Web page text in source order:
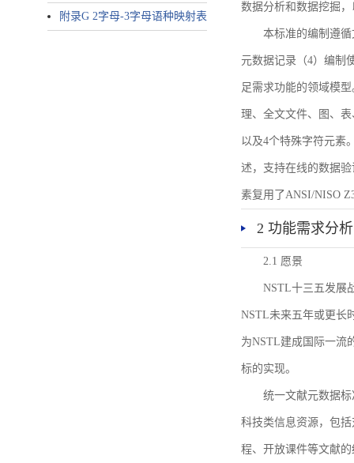
附录G 2字母-3字母语种映射表
数据分析和数据挖掘
本标准的编制遵
元数据记录（4）编制
足需求功能的领域模
理、全文文件、图、
以及4个特殊字符元素
述，支持在线的数据
素复用了ANSI/NISO
2 功能需求分析
2.1 愿景
NSTL十三五发展
NSTL未来五年或更长
为NSTL建成国际一流
标的实现。
统一文献元数据
科技类信息资源，包
程、开放课件等文献